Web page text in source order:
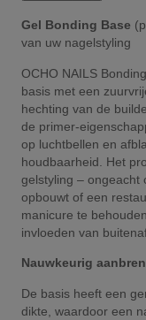
Gel Bonding Base
van uw nagelstyling
OCHO NAILS
basis met een
hechting van de
de primer-
op luchtbellen en
houdbaarheid. Het
gelstyling – ongeacht
opbouwt of een
manicure te
invloeden van
Nauwkeurig
De basis heeft een
dikte, waardoor een